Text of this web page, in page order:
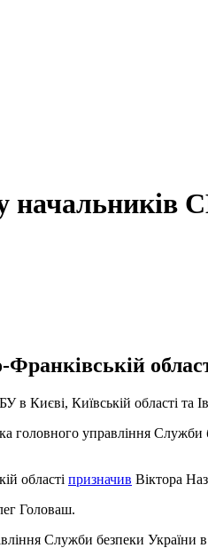
начальників
Києві, Київській області та
головного управління Служби
області призначив Віктора
Головаш.
Служби безпеки України